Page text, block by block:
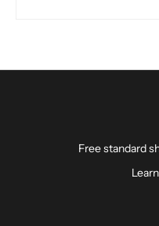
Free standard